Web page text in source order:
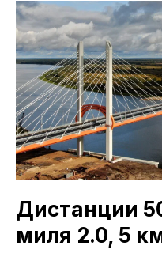
Дистанции
миля 2.0, 5